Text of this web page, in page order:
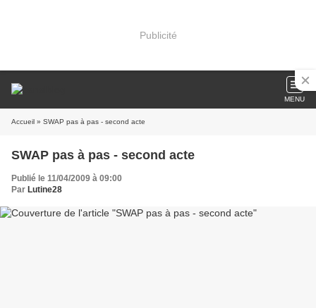
Publicité
MENU
Accueil » SWAP pas à pas - second acte
SWAP pas à pas - second acte
Publié le 11/04/2009 à 09:00
Par Lutine28